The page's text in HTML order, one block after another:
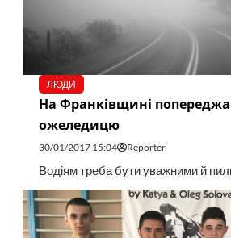
ЛЮДИ
На Франківщині
ожеледицю
30/01/2017 15:04 Reporter
Водіям треба бути уважними й